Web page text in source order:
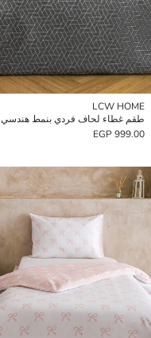
LCW HOME
طقم غطاء لحاف فردي بنمط هندسي
999.00 EGP